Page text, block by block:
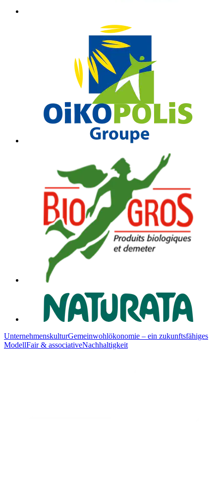
UnternehmenskulturGemeinwohlökonomie – ein zukunftsfähiges
ModellFair & associativeNachhaltigkeit